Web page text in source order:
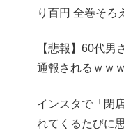
り百円 全巻そろ
【悲報】60代男
通報されるｗｗ
インスタで「閉
れてくるたびに